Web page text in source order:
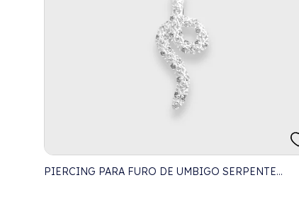
PIERCING PARA FURO DE UMBIGO SERPENTE